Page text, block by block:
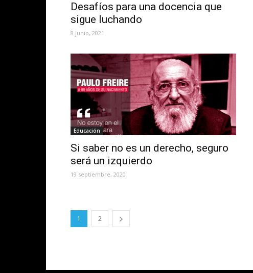
Desafíos para una docencia que
sigue luchando
8 junio, 2021
Educación
Si saber no es un derecho, seguro
será un izquierdo
19 septiembre, 2020
1 2